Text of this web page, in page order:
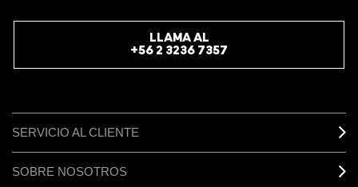
LLAMA AL
+56 2 3236 7357
SERVICIO AL CLIENTE
SOBRE NOSOTROS